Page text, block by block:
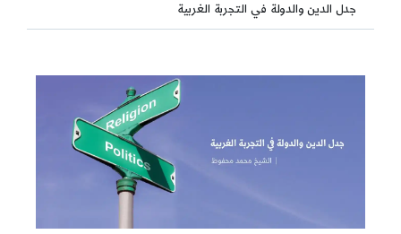
جدل الدين والدولة في التجربة الغربية